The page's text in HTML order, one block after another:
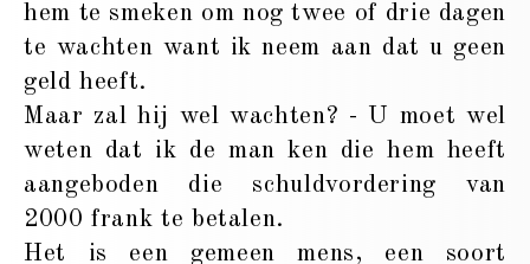
hem te smeken om nog twee of drie dagen
te wachten want ik neem aan dat u geen
geld heeft.
Maar zal hij wel wachten? - U moet wel
weten dat ik de man ken die hem heeft
aangeboden die schuldvordering van
2000 frank te betalen.
Het is een gemeen mens, een soort